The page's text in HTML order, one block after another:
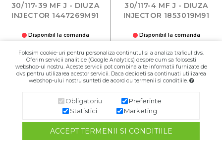
30/117-39 MF J - DIUZA
INJECTOR 1447269M91
Disponibil la comanda
Buc
30/117-4 MF J - DIUZA
INJECTOR 1853019M91
Disponibil la comanda
Buc
Folosim cookie-uri pentru personaliza continutul si a analiza traficul dvs.
Oferim servicii analitice (Google Analytics) despre cum sa folosesti
webshop-ul nostru. Aceste servicii pot combina alte informatii furnizate de
dvs pentru utilizarea acestor servicii. Daca decideti sa continuati utilizarea
webshop-ului nostru sunteti de acord cu termenii si conditiile.
Obligatoriu
Preferinte
Statistici
Marketing
ACCEPT TERMENII SI CONDITIILE